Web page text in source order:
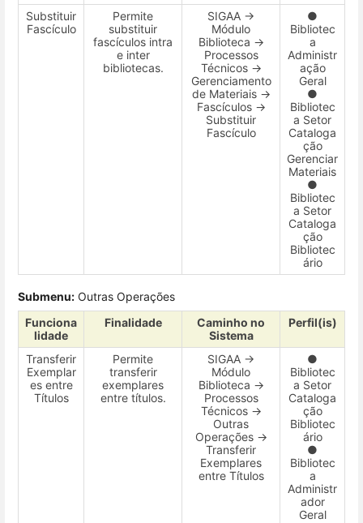
Substituir
Fascículo
Permite
substituir
fascículos intra
e inter
bibliotecas.
SIGAA →
Módulo
Biblioteca →
Processos
Técnicos →
Gerenciamento
de Materiais →
Fascículos →
Substituir
Fascículo
●
Bibliotec
a
Administr
ação
Geral
●
Bibliotec
a Setor
Cataloga
ção
Gerenciar
Materiais
●
Bibliotec
a Setor
Cataloga
ção
Bibliotec
ário
Submenu: Outras Operações
Funciona
lidade
Finalidade
Caminho no
Sistema
Perfil(is)
Transferir
Exemplar
es entre
Títulos
Permite
transferir
exemplares
entre títulos.
SIGAA →
Módulo
Biblioteca →
Processos
Técnicos →
Outras
Operações →
Transferir
Exemplares
entre Títulos
●
Bibliotec
a Setor
Cataloga
ção
Bibliotec
ário
●
Bibliotec
a
Administr
ador
Geral